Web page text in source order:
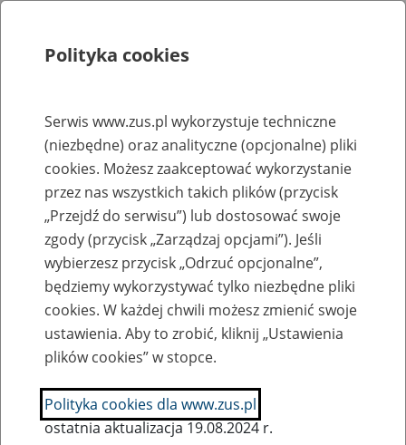
Rejestry, ewidencje i archiwa
Baza zlikwidowanych lub
przekształconych zakładów pracy
Nazwa zakładu pracy:
SZUKAJ
Polityka cookies
Serwis www.zus.pl wykorzystuje techniczne
(niezbędne) oraz analityczne (opcjonalne) pliki
cookies. Możesz zaakceptować wykorzystanie
przez nas wszystkich takich plików (przycisk
„Przejdź do serwisu”) lub dostosować swoje
zgody (przycisk „Zarządzaj opcjami”). Jeśli
wybierzesz przycisk „Odrzuć opcjonalne”,
będziemy wykorzystywać tylko niezbędne pliki
cookies. W każdej chwili możesz zmienić swoje
ustawienia. Aby to zrobić, kliknij „Ustawienia
plików cookies” w stopce.
Polityka cookies dla www.zus.pl
ostatnia aktualizacja 19.08.2024 r.